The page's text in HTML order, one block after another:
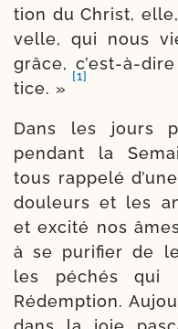
tion du Christ,
velle, qui nous
grâce, c’est-​à-​
tice. »
[1]
Dans les jours
pen­dant la
tous rap­pe­lé
dou­leurs et les
et exci­té nos
à se puri­fier de
les péchés qui
Rédemption.